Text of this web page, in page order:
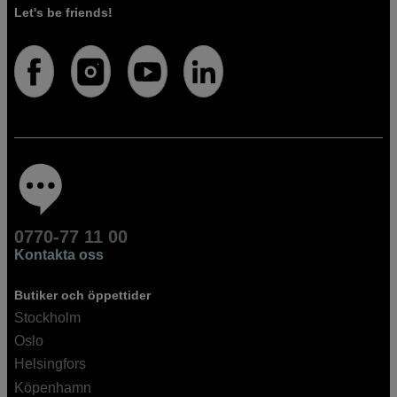
Let's be friends!
0770-77 11 00
Kontakta oss
Butiker och öppettider
Stockholm
Oslo
Helsingfors
Köpenhamn